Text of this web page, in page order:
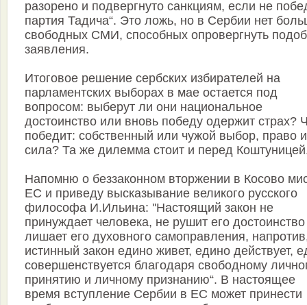
разорено и подвергнуто санкциям, если не
партия Тадича“. Это ложь, но в Сербии нет
свободных СМИ, способных опровергнуть
заявления.
Итоговое решение сербских избирателей на
парламентских выборах в мае остается под
вопросом: выберут ли они национальное
достоинство или вновь победу одержит страх?
победит: собственный или чужой выбор, право
сила? Та же дилемма стоит и перед
Напомню о беззаконном вторжении в Косово
ЕС и приведу высказывание великого русского
философа И.Ильина: ''Настоящий закон не
принуждает человека, не рушит его
лишает его духовного самоправления,
истинный закон едино живет, едино действует,
совершенствуется благодаря свободному
принятию и личному признанию“. В настоящее
время вступление Сербии в ЕС может принести